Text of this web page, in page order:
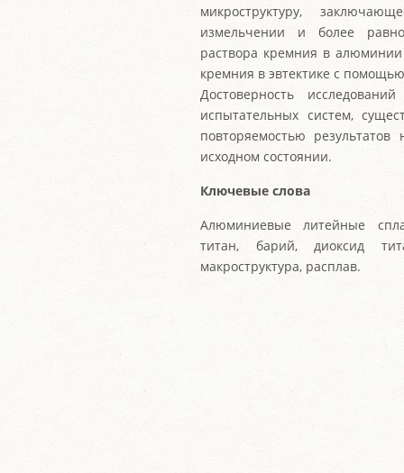
микроструктуру,
измельчении и более
раствора кремния в
кремния в эвтектике с
Достоверность
испытательных систем,
повторяемостью
исходном состоянии.
Ключевые слова
Алюминиевые литейные
титан, барий, диоксид
макроструктура, расплав.